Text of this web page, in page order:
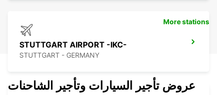
STUTTGART AIRPORT -IKC-
STUTTGART - GERMANY
More stations
عروض تأجير السيارات وتأجير الشاحنات